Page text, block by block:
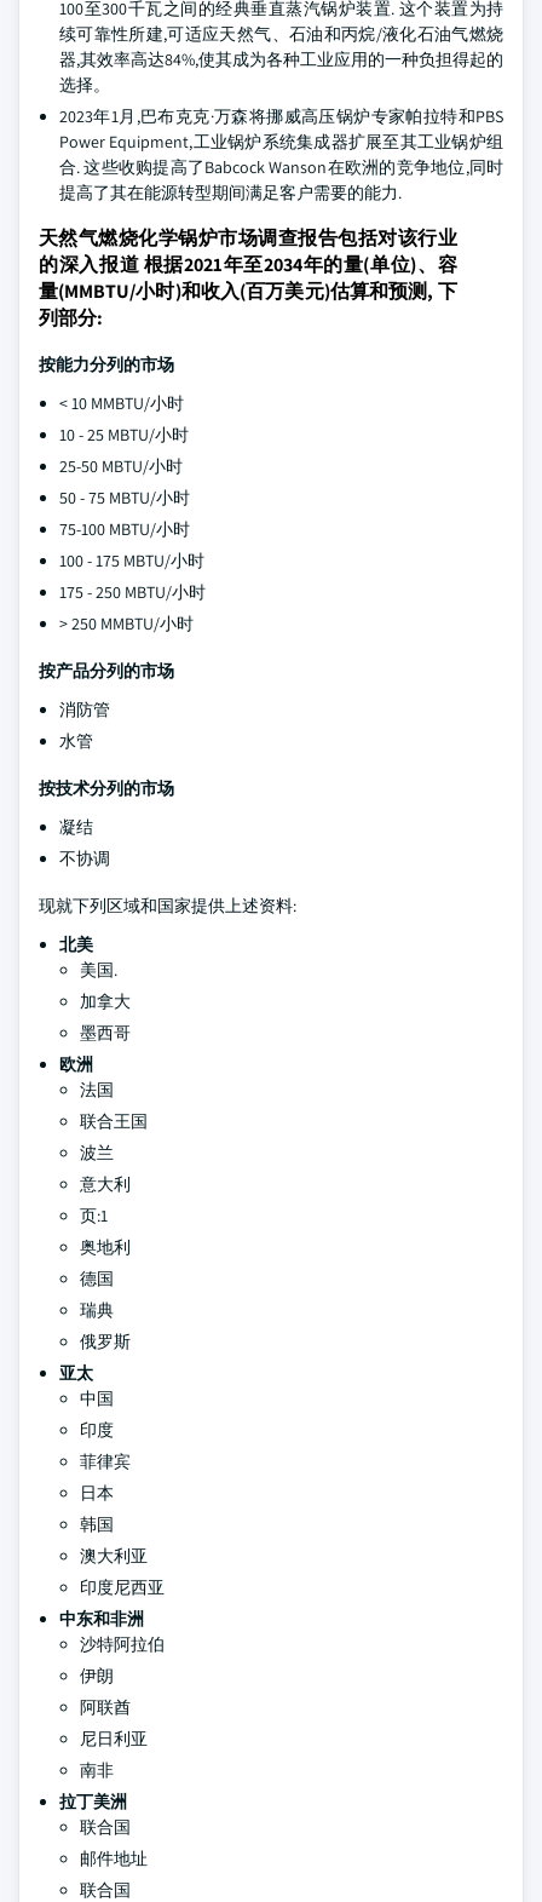
100至300千瓦之间的经典垂直蒸汽锅炉装置. 这个装置为持
续可靠性所建,可适应天然气、石油和丙烷/液化石油气燃烧
器,其效率高达84%,使其成为各种工业应用的一种负担得起的
选择。
2023年1月,巴布克克·万森将挪威高压锅炉专家帕拉特和PBS
Power Equipment,工业锅炉系统集成器扩展至其工业锅炉组
合. 这些收购提高了Babcock Wanson在欧洲的竞争地位,同时
提高了其在能源转型期间满足客户需要的能力.
天然气燃烧化学锅炉市场调查报告包括对该行业
的深入报道 根据2021年至2034年的量(单位)、容
量(MMBTU/小时)和收入(百万美元)估算和预测, 下
列部分:
按能力分列的市场
< 10 MMBTU/小时
10 - 25 MBTU/小时
25-50 MBTU/小时
50 - 75 MBTU/小时
75-100 MBTU/小时
100 - 175 MBTU/小时
175 - 250 MBTU/小时
> 250 MMBTU/小时
按产品分列的市场
消防管
水管
按技术分列的市场
凝结
不协调
现就下列区域和国家提供上述资料:
北美
美国.
加拿大
墨西哥
欧洲
法国
联合王国
波兰
意大利
页:1
奥地利
德国
瑞典
俄罗斯
亚太
中国
印度
菲律宾
日本
韩国
澳大利亚
印度尼西亚
中东和非洲
沙特阿拉伯
伊朗
阿联酋
尼日利亚
南非
拉丁美洲
联合国
邮件地址
联合国